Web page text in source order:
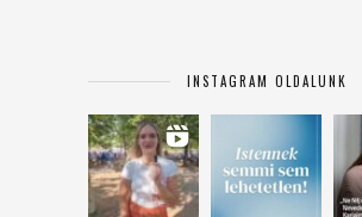
INSTAGRAM OLDALUNK